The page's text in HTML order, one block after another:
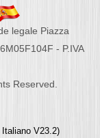
legale Piazza
- P.IVA
Reserved.
Italiano V23.2)